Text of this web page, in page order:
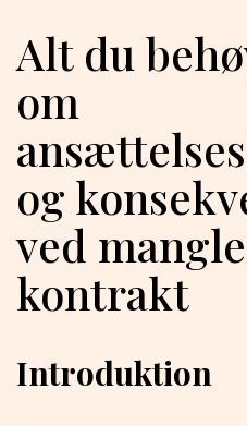
Alt du
om
og
ved
kontrakt
Introduktion